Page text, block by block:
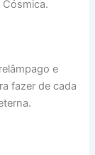
e
fazer de cada